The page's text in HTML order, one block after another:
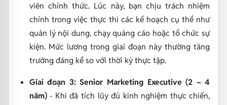
viên chính thức. Lúc này, bạn chịu trách nhiệm
chính trong việc thực thi các kế hoạch cụ thể như
quản lý nội dung, chạy quảng cáo hoặc tổ chức sự
kiện. Mức lương trong giai đoạn này thường tăng
trưởng đáng kể so với thời kỳ thực tập.
Giai đoạn 3: Senior Marketing Executive (2 – 4
năm)- Khi đã tích lũy đủ kinh nghiệm thực chiến,